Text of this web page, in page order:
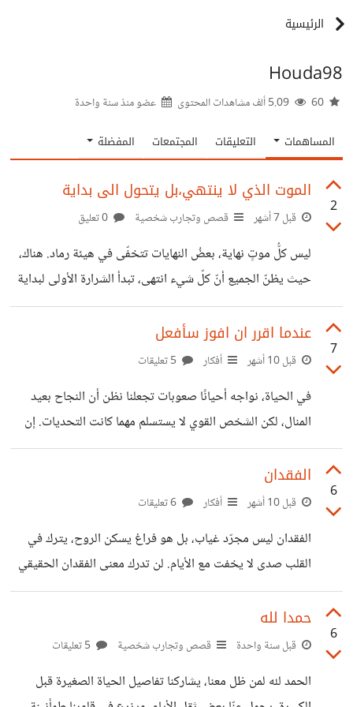
الرئيسية
Houda98
عضو منذسنة واحدة
المساهمات التعليقات المجتمعات المفضلة
2
الموت الذي لا ينتهي،بل يتحول الى بداية
قبل 7 أشهر قصص وتجارب شخصية
ليس كلُّ موتٍ نهاية، بعضُ النهايات تتخفّى في هيئة رماد. هناك،
حيث يظنّ الجميع أنّ كلّ شيء انتهى، تبدأ الشرارة الأولى لبداية
جديدة. الموت الذي لا ينتهي لا يبتلعنا، بل يُعيد تشكيلنا، نخرج
منه أقلّ هشاشة، وأكثر صدقًا مع أنفسنا. من يعرف هذا السرّ، لا
يخاف السقوط، لأنّه أدرك أن التحوّل هو الاسم الآخر للحياة.
7
عندما اقرر ان افوز سأفعل
قبل 10 أشهر أفكار
في الحياة، نواجه أحيانًا صعوبات تجعلنا نظن أن النجاح بعيد
المنال، لكن الشخص القوي لا يستسلم مهما كانت التحديات. إن
الإصرار هو سرّ التفوق، والعزيمة هي السلاح الذي يفتح أبواب
النجاح. عندما أقرر أن أفوز، فإنني أضع أمامي هدفًا واضحًا
وأسعى نحوه بكل طاقتي، غير مبالٍ بما يعترض طريقي من
بالنفس. لذلك، لا يهمني مدى صعوبة الأمر، لأن الإرادة القوية
تجعل المستحيل ممكنًا.
6
الفقدان
قبل 10 أشهر أفكار
الفقدان ليس مجرّد غياب، بل هو فراغ يسكن الروح، يترك في
القلب صدى لا يخفت مع الأيام. لن تدرك معنى الفقدان الحقيقي
إلا حين يغادر أحبّ الناس إلى قلبك، فتكتشف أن العالم لم يعد
كما كان، وأن تفاصيله الصغيرة فقدت بريقها. حينها تدرك أن بعض
الأشخاص لم يكونوا مجرد عابرين في حياتك، بل كانوا الحياة
6
حمدا لله
قبل سنة واحدة قصص وتجارب شخصية
الحمد لله لمن ظل معنا، يشاركنا تفاصيل الحياة الصغيرة قبل